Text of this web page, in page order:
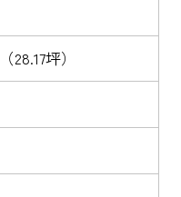
28.17坪）